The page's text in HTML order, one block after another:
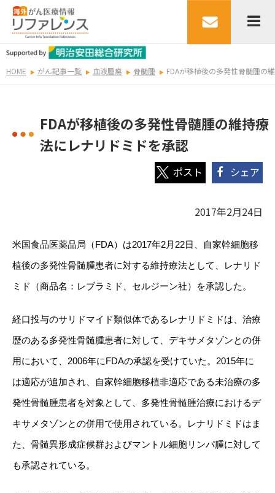
HOME がん記事一覧 血液腫瘍 骨髄腫 FDAが移植後の多発性骨髄腫の
FDAが移植後の多発性骨髄腫の維持療
法にレナリドミドを承認
シェア
2017年2月24日
米国食品医薬品局（ FDA）は2017年2月 22日、自家幹細胞移
植後の多発性骨髄腫患者に対する維持療法として、レナリド
ミド（商品名：レブラミド、セルジーン社）を承認した。
経口投与のサリドマイド類似体であるレナリドミドは、治療
歴のある多発性骨髄腫患者に対して、デキサメタゾンとの併
用において、 2006年に FDAの承認を受けていた。 2015年に
は適応が追加され、自家幹細胞移植非適応である未治療の多
発性骨髄腫患者を対象として、多発性骨髄腫治療におけるデ
キサメタゾンとの併用で使用されている。レナリドミドはま
た、骨髄異形成症候群およびマントル細胞リンパ腫に対して
も承認されている。